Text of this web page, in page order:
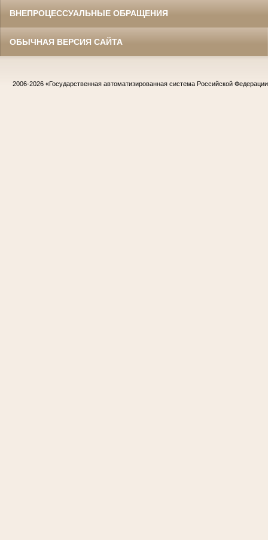
ВНЕПРОЦЕССУАЛЬНЫЕ ОБРАЩЕНИЯ
ОБЫЧНАЯ ВЕРСИЯ САЙТА
2006-2026 «Государственная автоматизированная система Российской